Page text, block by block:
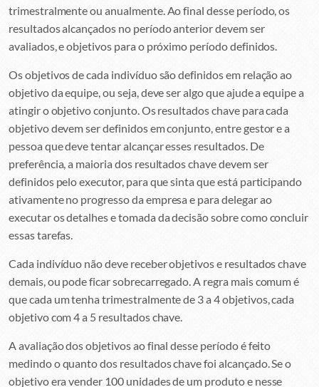
trimestralmente ou anualmente. Ao final desse período, os
resultados alcançados no período anterior devem ser
avaliados, e objetivos para o próximo período definidos.
Os objetivos de cada indivíduo são definidos em relação ao
objetivo da equipe, ou seja, deve ser algo que ajude a equipe a
atingir o objetivo conjunto. Os resultados chave para cada
objetivo devem ser definidos em conjunto, entre gestor e a
pessoa que deve tentar alcançar esses resultados. De
preferência, a maioria dos resultados chave devem ser
definidos pelo executor, para que sinta que está participando
ativamente no progresso da empresa e para delegar ao
executar os detalhes e tomada da decisão sobre como concluir
essas tarefas.
Cada indivíduo não deve receber objetivos e resultados chave
demais, ou pode ficar sobrecarregado. A regra mais comum é
que cada um tenha trimestralmente de 3 a 4 objetivos, cada
objetivo com 4 a 5 resultados chave.
A avaliação dos objetivos ao final desse período é feito
medindo o quanto dos resultados chave foi alcançado. Se o
objetivo era vender 100 unidades de um produto e nesse